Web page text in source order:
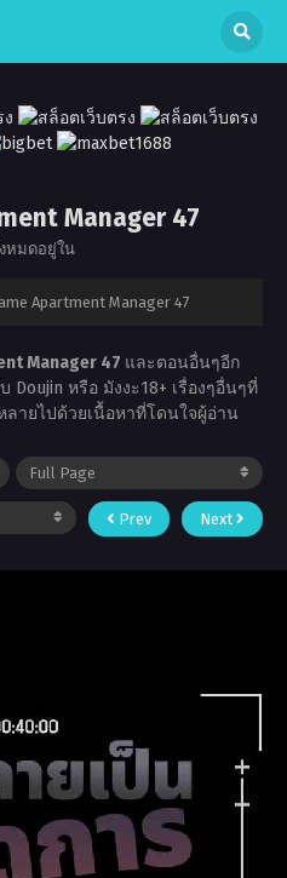
Manager 47
หมดอยู่ใน
Apartment Manager 47
Manager 47 และตอนอื่นๆอีก
Doujin หรือ มังงะ18+ เรื่องๆอื่นๆที่
ายไปด้วยเนื้อหาที่โดนใจผู้อ่าน
Prev Next